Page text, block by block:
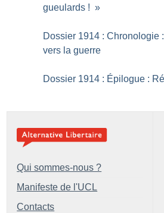
gueulards ! »
Dossier 1914 : Chronologie
vers la guerre
Dossier 1914 : Épilogue :
Qui sommes-nous ?
Manifeste de l'UCL
Contacts